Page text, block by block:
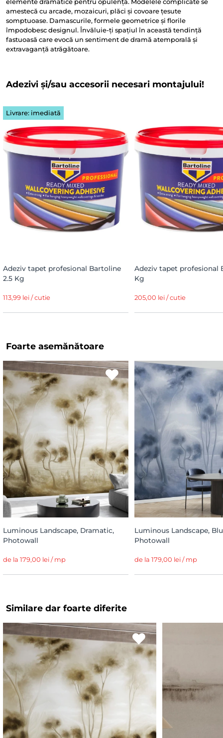
elemente dramatice pentru opulență. Modelele complicate se
amestecă cu arcade, mozaicuri, plăci și covoare țesute
somptuoase. Damascurile, formele geometrice și florile
împodobesc designul. Învăluie-ți spațiul în această tendință
fastuoasă care evocă un sentiment de dramă atemporală și
extravaganță atrăgătoare.
Adezivi și/sau accesorii necesari montajului!
Livrare: imediată
Adeziv tapet profesional Bartoline
2.5 Kg
113,99 lei / cutie
Adeziv tapet profesional
Kg
205,00 lei / cutie
Foarte asemănătoare
Luminous Landscape, Dramatic,
Photowall
de la 179,00 lei / mp
Luminous Landscape,
Photowall
de la 179,00 lei / mp
Similare dar foarte diferite